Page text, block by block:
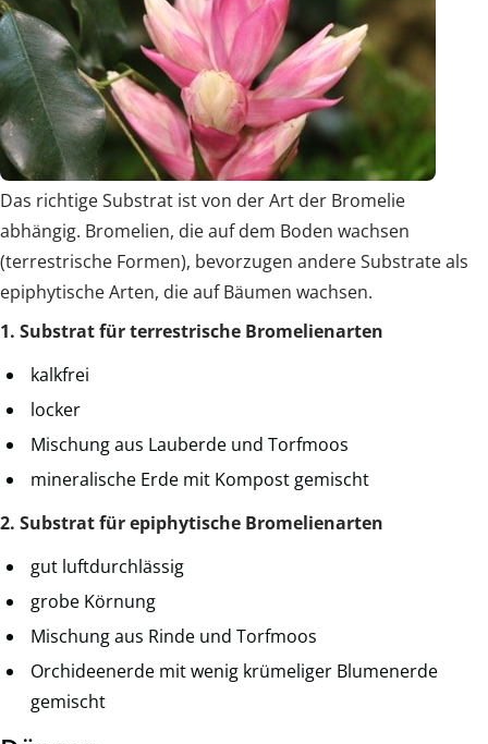
Das richtige Substrat ist von der Art der Bromelie
abhängig. Bromelien, die auf dem Boden wachsen
(terrestrische Formen), bevorzugen andere Substrate als
epiphytische Arten, die auf Bäumen wachsen.
1. Substrat für terrestrische Bromelienarten
kalkfrei
locker
Mischung aus Lauberde und Torfmoos
mineralische Erde mit Kompost gemischt
2. Substrat für epiphytische Bromelienarten
gut luftdurchlässig
grobe Körnung
Mischung aus Rinde und Torfmoos
Orchideenerde mit wenig krümeliger Blumenerde
gemischt